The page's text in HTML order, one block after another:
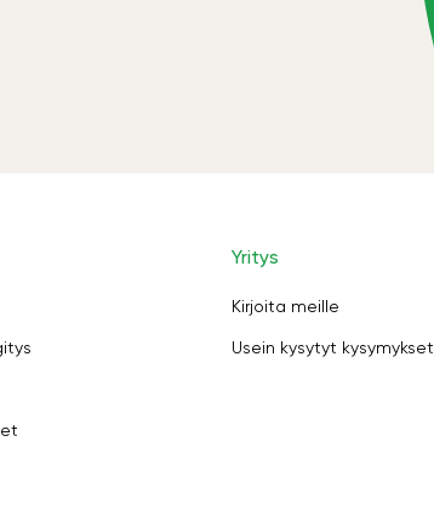
Yritys
Kirjoita meille
Usein kysytyt kysymykset